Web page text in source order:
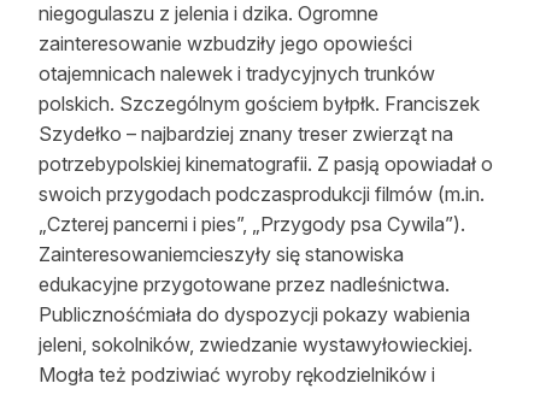
niegogulaszu z jelenia i dzika. Ogromne
zainteresowanie wzbudziły jego opowieści
otajemnicach nalewek i tradycyjnych trunków
polskich. Szczególnym gościem byłpłk. Franciszek
Szydełko – najbardziej znany treser zwierząt na
potrzebypolskiej kinematografii. Z pasją opowiadał o
swoich przygodach podczasprodukcji filmów (m.in.
„Czterej pancerni i pies”, „Przygody psa Cywila”).
Zainteresowaniemcieszyły się stanowiska
edukacyjne przygotowane przez nadleśnictwa.
Publicznośćmiała do dyspozycji pokazy wabienia
jeleni, sokolników, zwiedzanie wystawyłowieckiej.
Mogła też podziwiać wyroby rękodzielników i